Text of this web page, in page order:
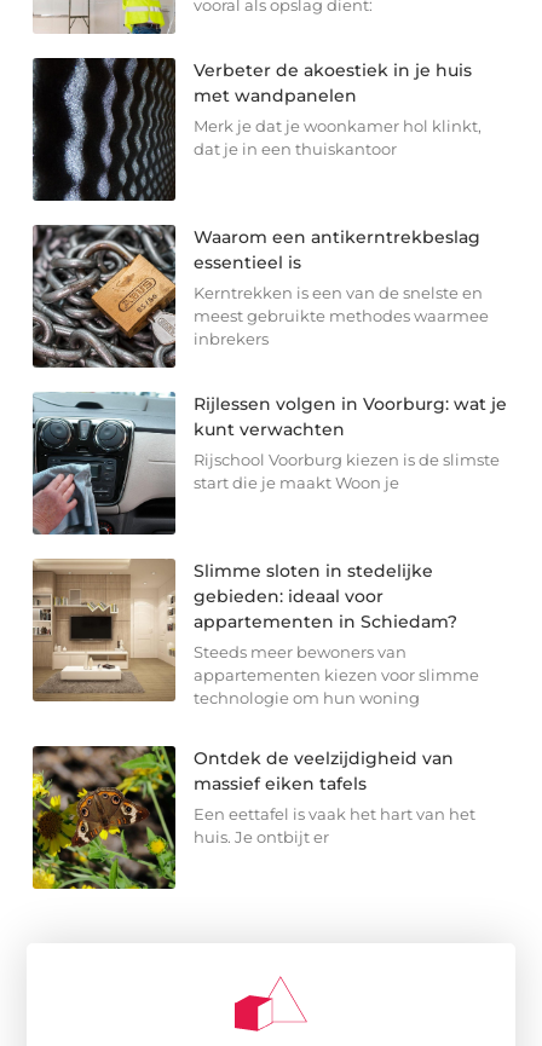
vooral als opslag dient:
Verbeter de akoestiek in je huis
met wandpanelen
Merk je dat je woonkamer hol klinkt,
dat je in een thuiskantoor
Waarom een antikerntrekbeslag
essentieel is
Kerntrekken is een van de snelste en
meest gebruikte methodes waarmee
inbrekers
Rijlessen volgen in Voorburg: wat je
kunt verwachten
Rijschool Voorburg kiezen is de slimste
start die je maakt Woon je
Slimme sloten in stedelijke
gebieden: ideaal voor
appartementen in Schiedam?
Steeds meer bewoners van
appartementen kiezen voor slimme
technologie om hun woning
Ontdek de veelzijdigheid van
massief eiken tafels
Een eettafel is vaak het hart van het
huis. Je ontbijt er